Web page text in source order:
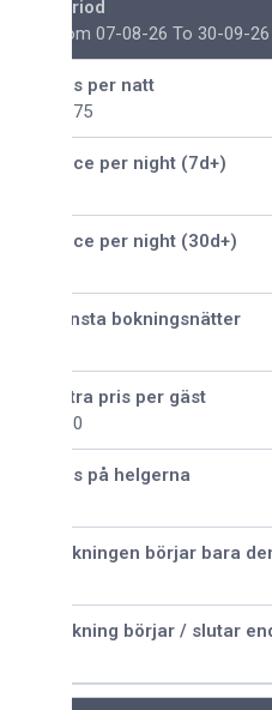
07-08-26 To 30-09-26
per natt
per night (7d+)
per night (30d+)
bokningsnätter
pris per gäst
på helgerna
börjar bara den
börjar / slutar endast den